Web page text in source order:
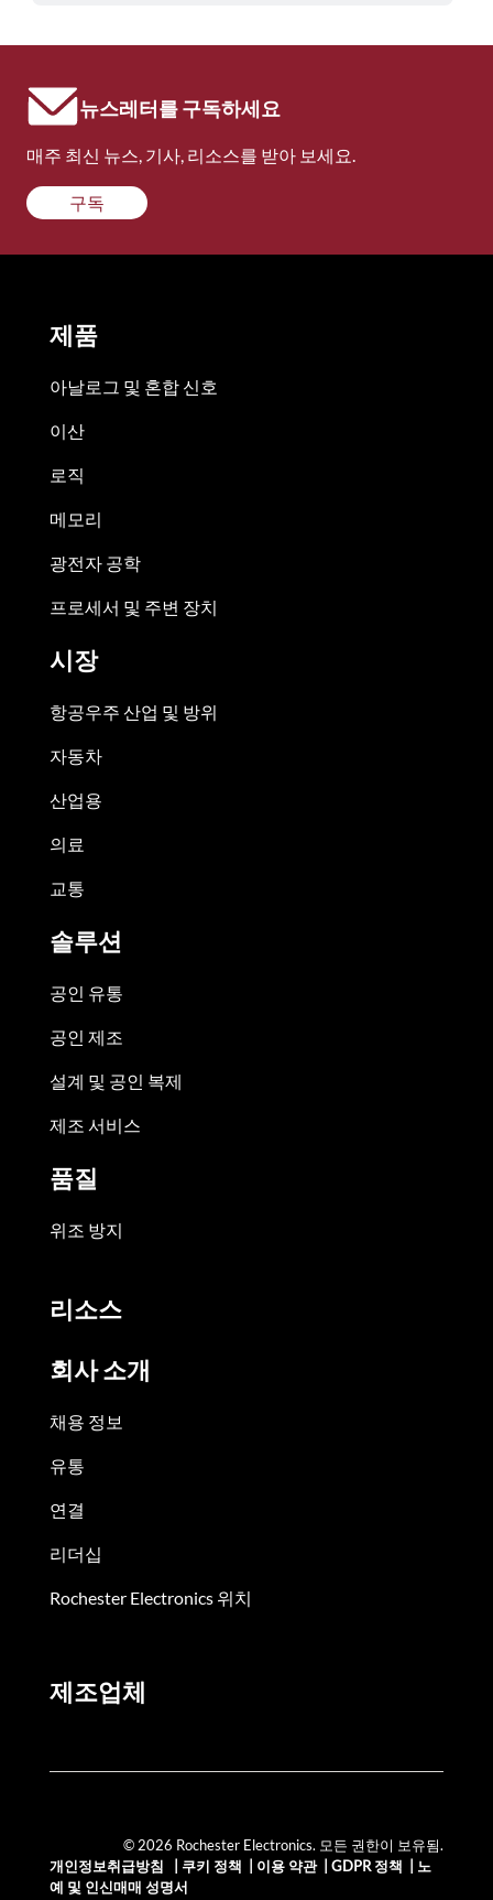
뉴스레터를 구독하세요
매주 최신 뉴스, 기사, 리소스를 받아 보세요.
구독
제품
아날로그 및 혼합 신호
이산
로직
메모리
광전자 공학
프로세서 및 주변 장치
시장
항공우주 산업 및 방위
자동차
산업용
의료
교통
솔루션
공인 유통
공인 제조
설계 및 공인 복제
제조 서비스
품질
위조 방지
리소스
회사 소개
채용 정보
유통
연결
리더십
Rochester Electronics 위치
제조업체
© 2026 Rochester Electronics. 모든 권한이 보유됨.
개인정보취급방침
쿠키 정책 이용 약관| GDPR 정책
노
예 및 인신매매 성명서